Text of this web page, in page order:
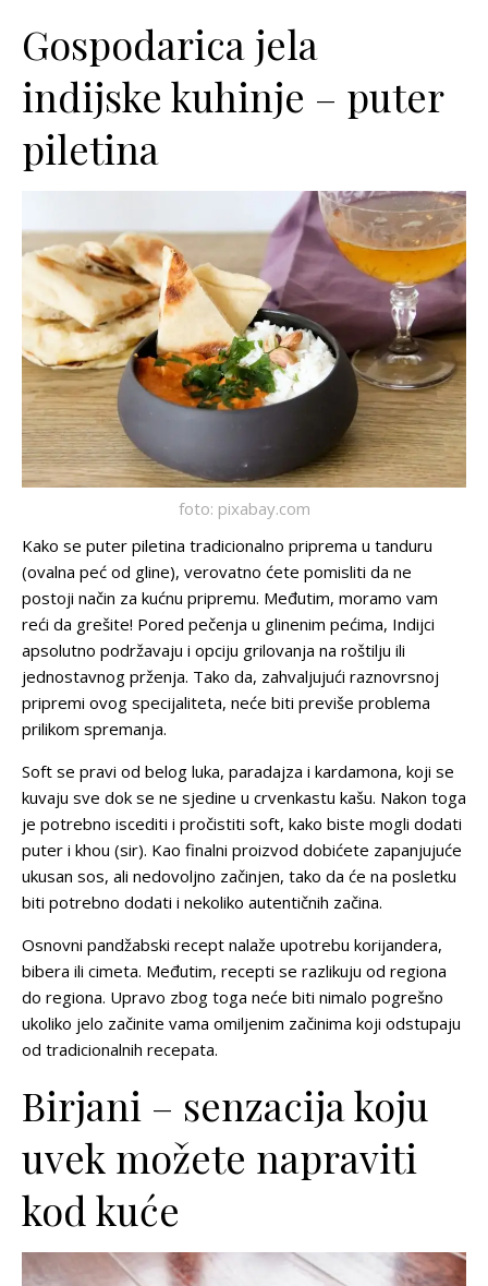
Gospodarica jela
indijske kuhinje – puter
piletina
foto: pixabay.com
Kako se puter piletina tradicionalno priprema u tanduru
(ovalna peć od gline), verovatno ćete pomisliti da ne
postoji način za kućnu pripremu. Međutim, moramo vam
reći da grešite! Pored pečenja u glinenim pećima, Indijci
apsolutno podržavaju i opciju grilovanja na roštilju ili
jednostavnog prženja. Tako da, zahvaljujući raznovrsnoj
pripremi ovog specijaliteta, neće biti previše problema
prilikom spremanja.
Soft se pravi od belog luka, paradajza i kardamona, koji se
kuvaju sve dok se ne sjedine u crvenkastu kašu. Nakon toga
je potrebno iscediti i pročistiti soft, kako biste mogli dodati
puter i khou (sir). Kao finalni proizvod dobićete zapanjujuće
ukusan sos, ali nedovoljno začinjen, tako da će na posletku
biti potrebno dodati i nekoliko autentičnih začina.
Osnovni pandžabski recept nalaže upotrebu korijandera,
bibera ili cimeta. Međutim, recepti se razlikuju od regiona
do regiona. Upravo zbog toga neće biti nimalo pogrešno
ukoliko jelo začinite vama omiljenim začinima koji odstupaju
od tradicionalnih recepata.
Birjani – senzacija koju
uvek možete napraviti
kod kuće